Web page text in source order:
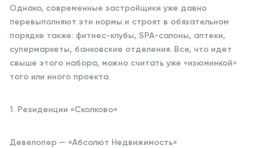
Однако, современные застройщики уже давно
перевыполняют эти нормы и строят в обязательном
порядке также: фитнес-клубы, SPA-салоны, аптеки,
супермаркеты, банковские отделения. Все, что идет
свыше этого набора, можно считать уже «изюминкой»
того или иного проекта.
1. Резиденции «Сколково»
Девелопер — «Абсолют Недвижимость»